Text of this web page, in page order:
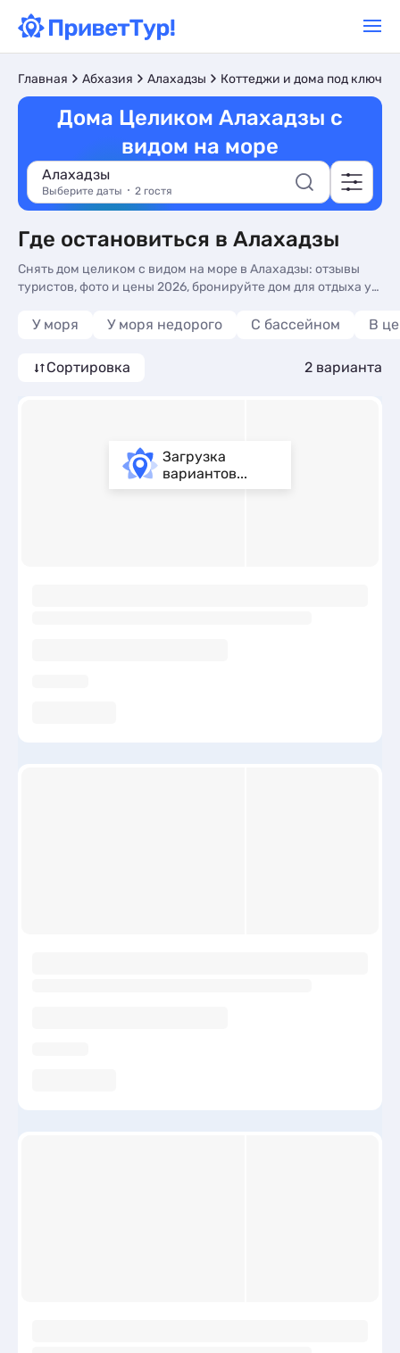
Главная Абхазия Алахадзы Коттеджи и дома под ключ
Дома Целиком Алахадзы с
видом на море
Алахадзы
Выберите даты 2 гостя
Где остановиться в Алахадзы
Снять дом целиком с видом на море в Алахадзы: отзывы
туристов, фото и цены 2026, бронируйте дом для отдыха у
на море в Алахадзы - более 10 вариантов, от 5917 руб, дома
У моря У моря недорого С бассейном В
Сортировка 2 варианта
Загрузка
вариантов...